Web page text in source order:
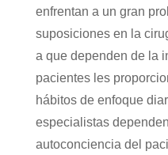
enfrentan a un gran
suposiciones en la
a que dependen de la
pacientes les
hábitos de enfoque
especialistas
autoconciencia del